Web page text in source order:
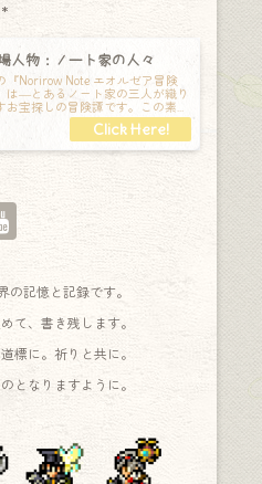
人物：ノート家の人々
『Norirow Note エオルゼア冒険
は―とあるノート家の三人が織り
お宝探しの冒険譚です。この素敵
Final Fantasy XIV の世界を旅しな
の記憶と記録です。
て、書き残します。
標に。祈りと共に。
となりますように。